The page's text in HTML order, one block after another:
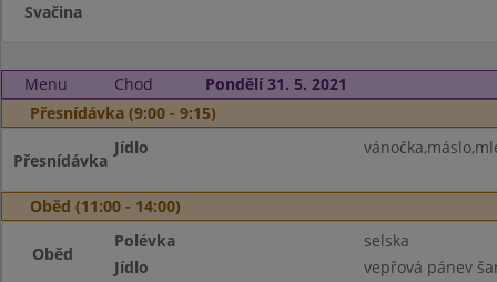
Svačina
Menu Chod
Pondělí 31. 5. 2021
Přesnídávka (9:00 - 9:15)
Přesnídávka
Jídlo
Oběd (11:00 - 14:00)
Oběd
Polévka
selska
Jídlo
vepřová pánev